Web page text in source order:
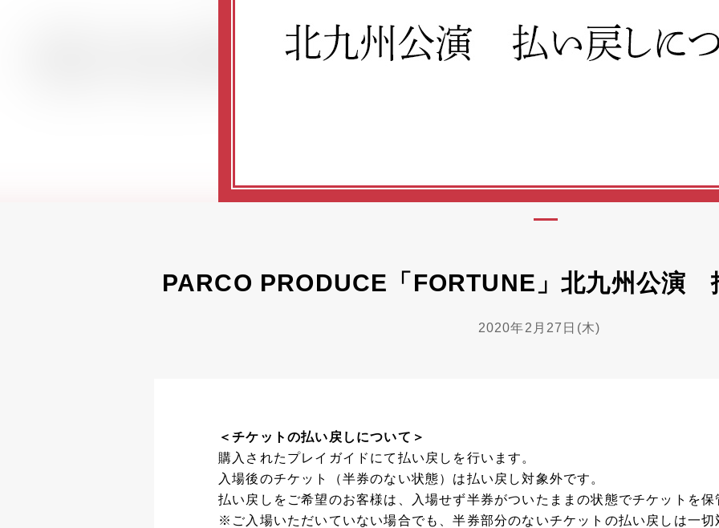
PARCO PRODUCE「FORTUNE」北九州公演
2020年2月27日(木)
＜チケットの払い戻しについて＞
購入されたプレイガイドにて払い戻しを行います。
入場後のチケット（半券のない状態）は払い戻し対象外です。
払い戻しをご希望のお客様は、入場せず半券がついたままの状態でチケットを
※ご入場いただいていない場合でも、半券部分のないチケットの払い戻しは一